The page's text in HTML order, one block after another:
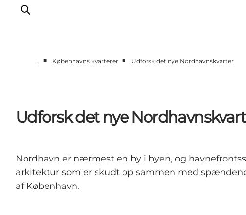
Spis & drik
Områder
CopenPay
Copenhagen Card
… ■ Københavns kvarterer ■ Udforsk det nye Nordhavnskvarter
Udforsk det nye
Nordhavn er nærmest en by i byen, og
arkitektur som er skudt op sammen med
af København.